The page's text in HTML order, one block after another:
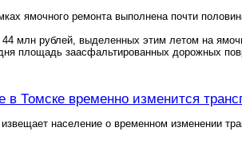
ямочного ремонта выполнена почти
млн рублей, выделенных этим летом на
площадь заасфальтированных дорожных
в Томске временно изменится
население о временном изменении